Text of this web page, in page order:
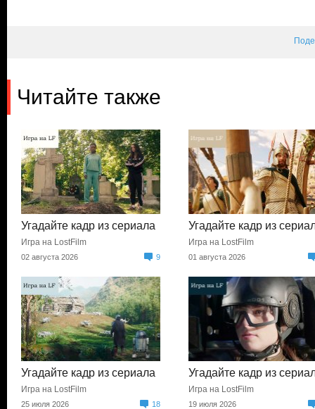
Читайте также
Угадайте кадр из сериала
Игра на LostFilm
02 августа 2026 9
Угадайте кадр из
Игра на LostFilm
01 августа 2026
Угадайте кадр из сериала
Игра на LostFilm
25 июля 2026 18
Угадайте кадр из
Игра на LostFilm
19 июля 2026